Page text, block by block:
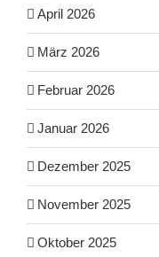
April 2026
März 2026
Februar 2026
Januar 2026
Dezember 2025
November 2025
Oktober 2025